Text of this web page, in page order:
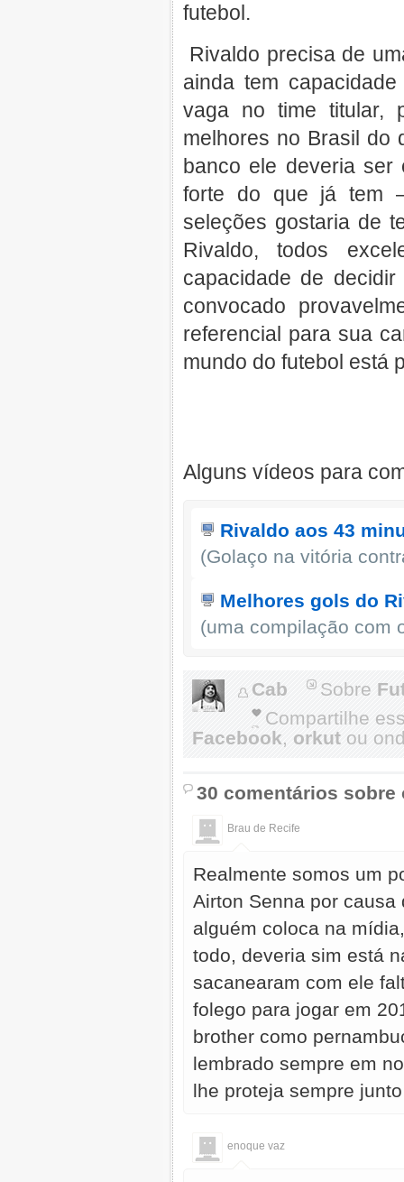
futebol.
Rivaldo precisa de
ainda tem
vaga no time titular,
melhores no Brasil do
banco ele deveria ser
forte do que já tem
seleções gostaria de
Rivaldo, todos
capacidade de
convocado
referencial para sua
mundo do futebol está
Alguns vídeos para
Rivaldo aos 43
(Golaço na vitória
Melhores gols do
(uma compilação com
Cab Sobre
Compartilhe
Facebook, orkut ou
30 comentários sobre
Brau de Recife
Realmente somos um
Airton Senna por
alguém coloca na
todo, deveria sim está
sacanearam com ele
folego para jogar em
brother como
lembrado sempre em
lhe proteja sempre
enoque vaz